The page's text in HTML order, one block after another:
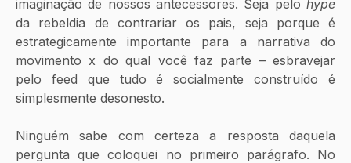
imaginação de nossos antecessores. Seja pelo
da rebeldia de contrariar os pais, seja porque é
estrategicamente importante para a narrativa do
movimento x do qual você faz parte – esbravejar
pelo feed que tudo é socialmente construído é
simplesmente desonesto.
Ninguém sabe com certeza a resposta daquela
pergunta que coloquei no primeiro parágrafo. No